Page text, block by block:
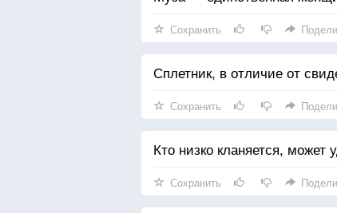
Сохранить
Сплетник, в отличие от
Сохранить
Кто низко кланяется, может
Сохранить